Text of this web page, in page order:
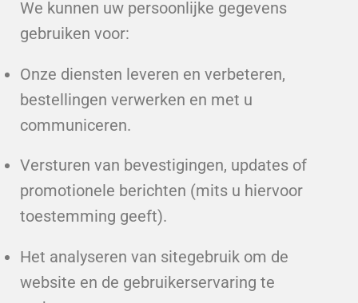
We kunnen uw persoonlijke gegevens
gebruiken voor:
Onze diensten leveren en verbeteren,
bestellingen verwerken en met u
communiceren.
Versturen van bevestigingen, updates of
promotionele berichten (mits u hiervoor
toestemming geeft).
Het analyseren van sitegebruik om de
website en de gebruikerservaring te